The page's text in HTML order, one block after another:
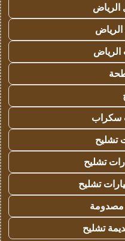
سكراب
تشليح
تشليح
تشليح
مصدومة
تشليح